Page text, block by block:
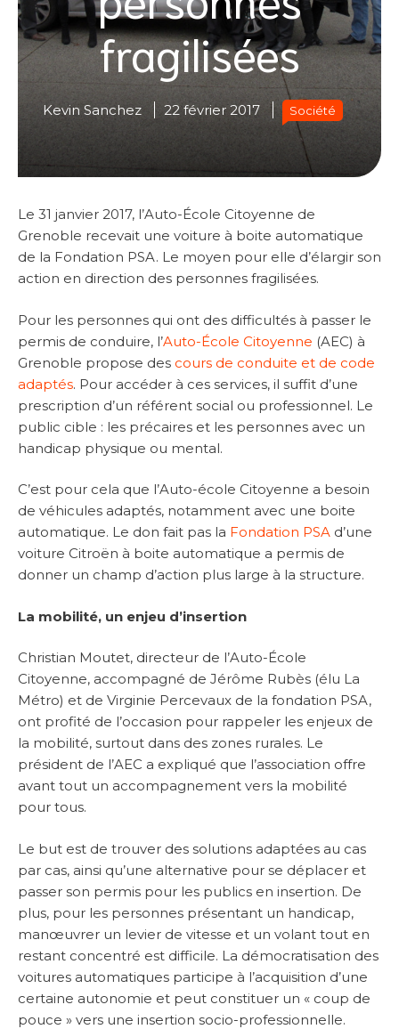
fragilisées
Kevin Sanchez 22 février 2017 Société
Le 31 janvier 2017, l’Auto-École Citoyenne de
Grenoble recevait une voiture à boite automatique
de la Fondation PSA. Le moyen pour elle d’élargir son
action en direction des personnes fragilisées.
Pour les personnes qui ont des difficultés à passer le
permis de conduire, l’Auto-École Citoyenne (AEC) à
Grenoble propose des cours de conduite et de code
adaptés. Pour accéder à ces services, il suffit d’une
prescription d’un référent social ou professionnel. Le
public cible : les précaires et les personnes avec un
handicap physique ou mental.
C’est pour cela que l’Auto-école Citoyenne a besoin
de véhicules adaptés, notamment avec une boite
automatique. Le don fait pas la Fondation PSA d’une
voiture Citroën à boite automatique a permis de
donner un champ d’action plus large à la structure.
La mobilité, un enjeu d’insertion
Christian Moutet, directeur de l’Auto-École
Citoyenne, accompagné de Jérôme Rubès (élu La
Métro) et de Virginie Percevaux de la fondation PSA,
ont profité de l’occasion pour rappeler les enjeux de
la mobilité, surtout dans des zones rurales. Le
président de l’AEC a expliqué que l’association offre
avant tout un accompagnement vers la mobilité
pour tous.
Le but est de trouver des solutions adaptées au cas
par cas, ainsi qu’une alternative pour se déplacer et
passer son permis pour les publics en insertion. De
plus, pour les personnes présentant un handicap,
manœuvrer un levier de vitesse et un volant tout en
restant concentré est difficile. La démocratisation des
voitures automatiques participe à l’acquisition d’une
certaine autonomie et peut constituer un « coup de
pouce » vers une insertion socio-professionnelle.